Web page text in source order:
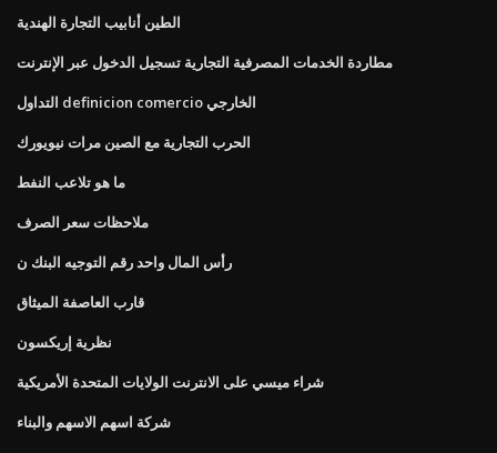
الطين أنابيب التجارة الهندية
مطاردة الخدمات المصرفية التجارية تسجيل الدخول عبر الإنترنت
التداول definicion comercio الخارجي
الحرب التجارية مع الصين مرات نيويورك
ما هو تلاعب النفط
ملاحظات سعر الصرف
رأس المال واحد رقم التوجيه البنك ن
قارب العاصفة الميثاق
نظرية إريكسون
شراء ميسي على الانترنت الولايات المتحدة الأمريكية
شركة اسهم الاسهم والبناء